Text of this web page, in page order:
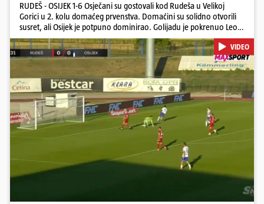
RUDEŠ - OSIJEK 1-6 Osječani su gostovali kod Rudeša u Velikoj
Gorici u 2. kolu domaćeg prvenstva. Domaćini su solidno otvorili
susret, ali Osijek je potpuno dominirao. Golijadu je pokrenuo Leon
u 12. minuti, a povećao je u 24. minuti. Meksikancu su ovo bili prvi
golovi u dresu 'bijelo-plavih' Nail Omerović bio je junak u dresu
gostiju, zabio hat-trick. Mrežu golmana Rudeša tresao je u 41., 44.
minuti i 81. minuti. U dugu listu strijelaca u velikoj Gorici upisao se i
Arnel Jakupović golom u 69. minuti. Utješni gol za smanjenje
zaostatka u dresu Rudeša zabio je Ilečić u 84. minuti. Osijek je s tri
boda na prvom mjestu tablice HNL-a
Pokretanje videa...
VIDEO